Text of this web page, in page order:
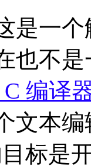
是一
也不
编译
文本
标是